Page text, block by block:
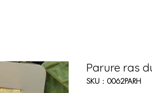
Parure ras
SKU : 0062PARH